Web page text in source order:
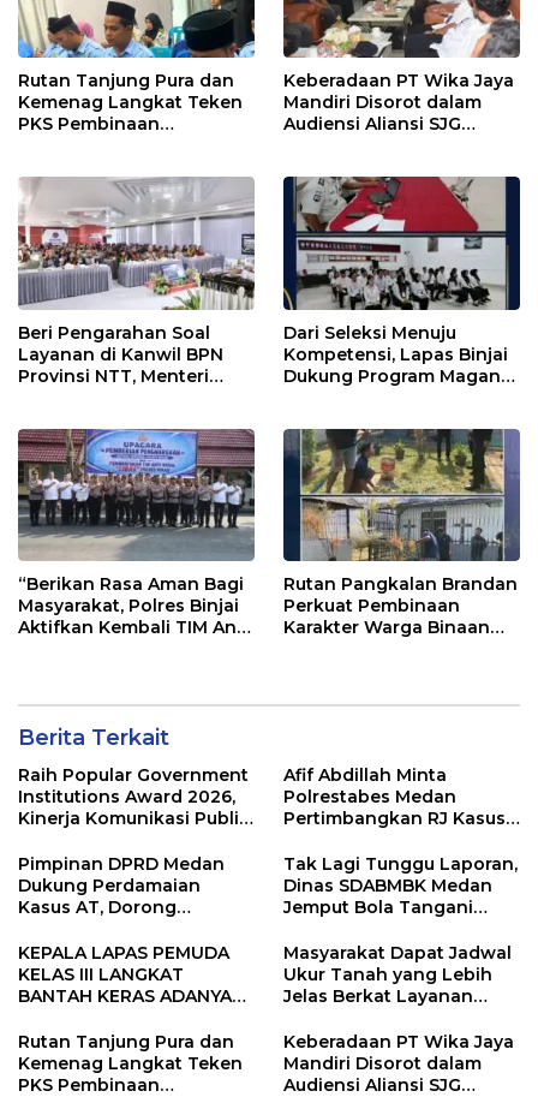
Rutan Tanjung Pura dan
Kemenag Langkat Teken
PKS Pembinaan
Keberadaan PT Wika Jaya
Mandiri Disorot dalam
Audiensi Aliansi SJG
Beri Pengarahan Soal
Layanan di Kanwil BPN
Provinsi NTT, Menteri
Dari Seleksi Menuju
Kompetensi, Lapas Binjai
Dukung Program Magang
“Berikan Rasa Aman Bagi
Masyarakat, Polres Binjai
Aktifkan Kembali TIM Anti
Rutan Pangkalan Brandan
Perkuat Pembinaan
Karakter Warga Binaan
Berita Terkait
Raih Popular Government
Institutions Award 2026,
Kinerja Komunikasi Publik
Kembali Diakui
Afif Abdillah Minta
Polrestabes Medan
Pertimbangkan RJ Kasus
Pimpinan DPRD Medan
Dukung Perdamaian
Kasus AT, Dorong
Terapkan RJ
Tak Lagi Tunggu Laporan,
Dinas SDABMBK Medan
Jemput Bola Tangani
KEPALA LAPAS PEMUDA
KELAS III LANGKAT
BANTAH KERAS ADANYA
SELALU DITUTUPI
TENTANG SINDIKAT
PENIPU PENJUALAN EMAS
Masyarakat Dapat Jadwal
Ukur Tanah yang Lebih
Jelas Berkat Layanan
Rutan Tanjung Pura dan
Kemenag Langkat Teken
PKS Pembinaan
Keberadaan PT Wika Jaya
Mandiri Disorot dalam
Audiensi Aliansi SJG